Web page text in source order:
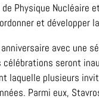
Physique Nucléaire
et développer
avec une
seront
laquelle plusieurs
Parmi eux,